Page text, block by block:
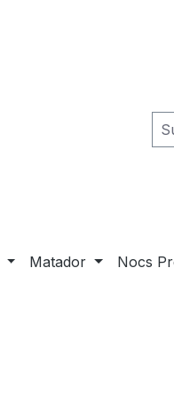
Matador Nocs